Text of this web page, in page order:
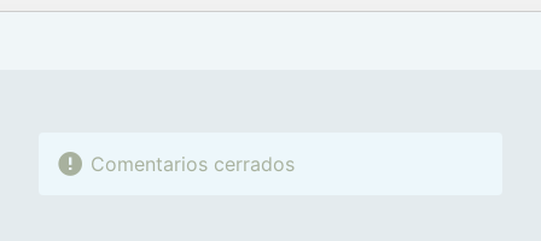
FACEBOOK
TWITTERFLIPBOARD
E-
WHATSAPP
Comentarios cerrados